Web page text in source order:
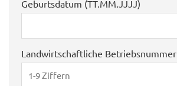
Geburtsdatum (TT.MM.JJJJ)
Landwirtschaftliche Betriebsnummer